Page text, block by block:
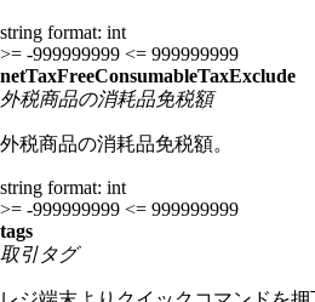
string format: int
>= -999999999 <= 999999999
netTaxFreeConsumableTaxExclude
外税商品の消耗品免税額
外税商品の消耗品免税額。
string format: int
>= -999999999 <= 999999999
tags
取引タグ